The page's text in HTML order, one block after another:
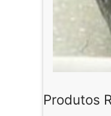
Produtos